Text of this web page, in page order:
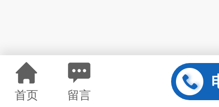
首页 留言